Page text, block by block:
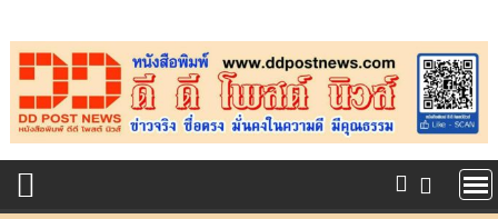
to
content